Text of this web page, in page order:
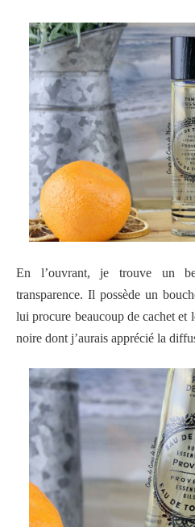
En l’ouvrant, je trouve un
transparence. Il possède un
lui procure beaucoup de cachet et
noire dont j’aurais apprécié la